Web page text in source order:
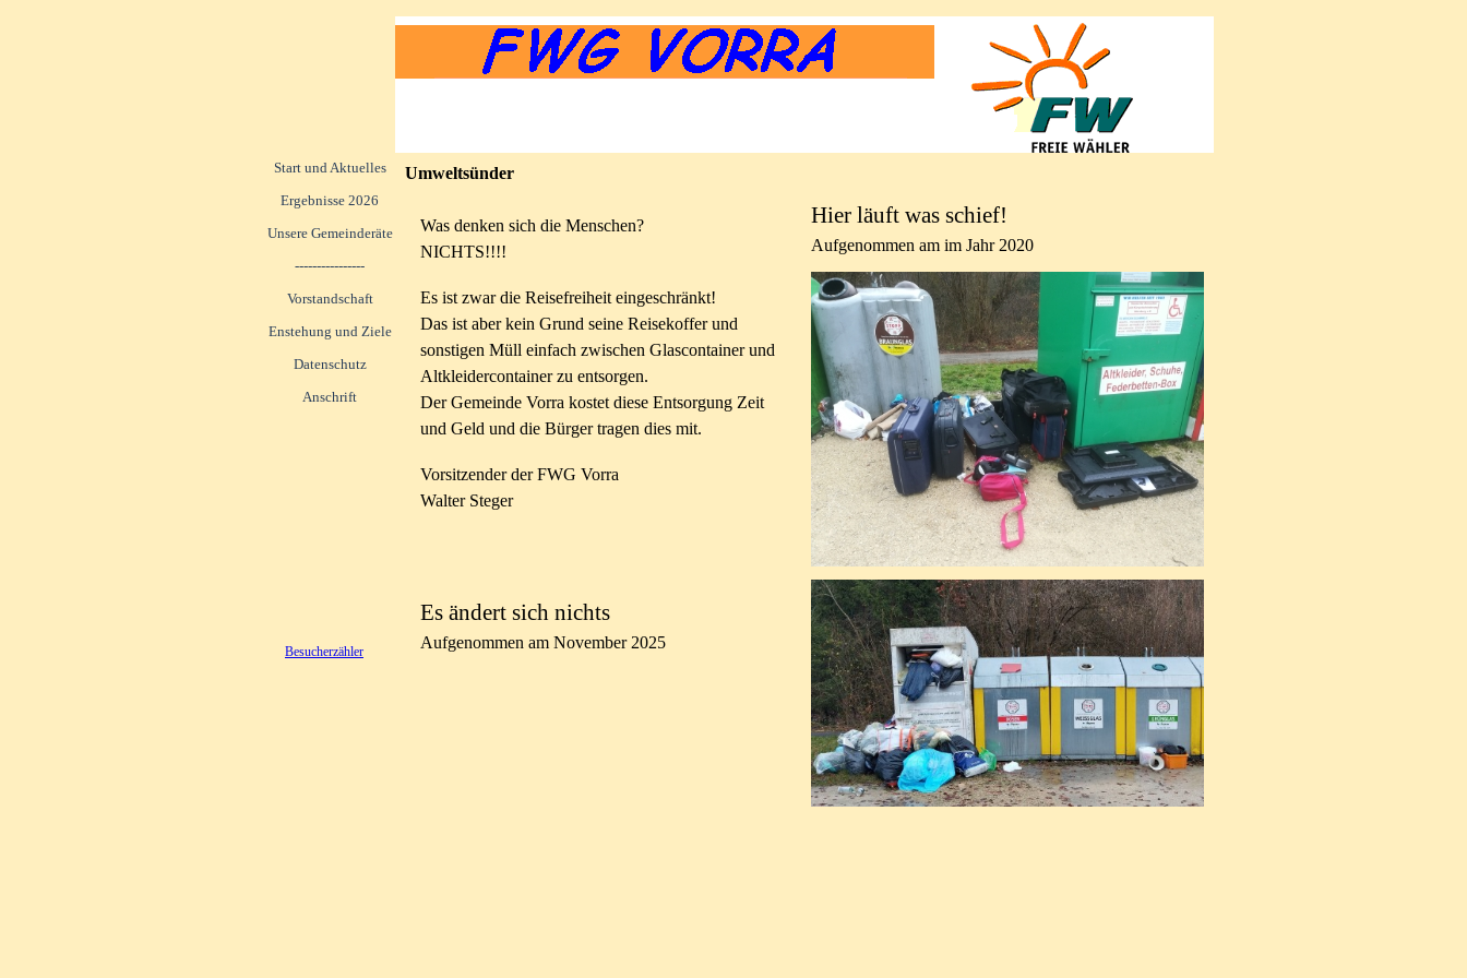
Besucherzähler
Start und Aktuelles
Ergebnisse 2026
Unsere Gemeinderäte
----------------
Vorstandschaft
Enstehung und Ziele
Datenschutz
Anschrift
Umweltsünder
Was denken sich die Menschen?
NICHTS!!!!
Es ist zwar die Reisefreiheit eingeschränkt!
Das ist aber kein Grund seine Reisekoffer und
sonstigen Müll einfach zwischen Glascontainer und
Altkleidercontainer zu entsorgen.
Der Gemeinde Vorra kostet diese Entsorgung Zeit
und Geld und die Bürger tragen dies mit.
Vorsitzender der FWG Vorra
Walter Steger
Hier läuft was schief!
Aufgenommen am im Jahr 2020
Es ändert sich nichts
Aufgenommen am November 2025